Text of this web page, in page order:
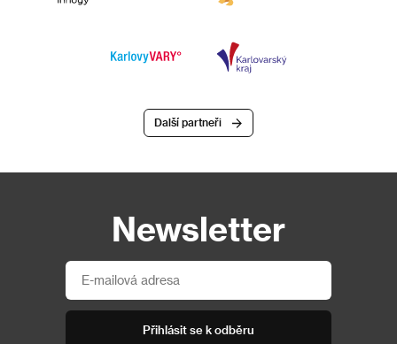
Další partneři
Newsletter
Přihlásit se k odběru